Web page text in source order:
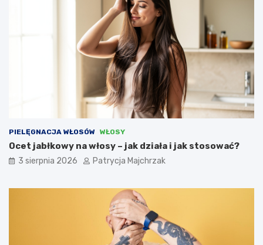
PIELĘGNACJA WŁOSÓW WŁOSY
Ocet jabłkowy na włosy – jak działa i jak stosować?
3 sierpnia 2026 Patrycja Majchrzak